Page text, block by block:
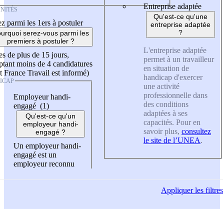
parmi les 1ers à postuler
serez-vous parmi les
premiers à postuler ?
de plus de 15 jours,
moins de 4 candidatures
France Travail est informé)
Employeur handi-
engagé (1)
Qu'est-ce qu'un
employeur handi-
engagé ?
Un employeur handi-
engagé est un
employeur reconnu
Entreprise adaptée
Qu'est-ce qu'une
entreprise adaptée
?
L'entreprise adaptée
permet à un travailleur
en situation de
handicap d'exercer
une activité
professionnelle dans
des conditions
adaptées à ses
capacités. Pour en
savoir plus, consultez
le site de l’UNEA.
Appliquerles filtres